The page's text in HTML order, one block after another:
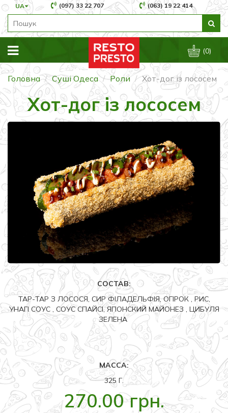
UA (097) 33 22 707 (063) 19 22 414
(0)
Головна Суші Одеса Роли Хот-дог із лососем
Хот-дог із лососем
СОСТАВ:
ТАР-ТАР З ЛОСОСЯ, СИР ФІЛАДЕЛЬФІЯ, ОГІРОК , РИС,
УНАГІ СОУС , СОУС СПАЙСІ, ЯПОНСКИЙ МАЙОНЕЗ , ЦИБУЛЯ
ЗЕЛЕНА
МАССА:
325 Г.
270.00 грн.